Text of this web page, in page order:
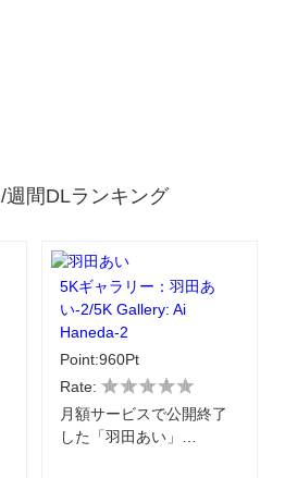
/週間DLランキング
5Kギャラリー：羽田あ
い-2/5K Gallery: Ai
Haneda-2
Point:960Pt
Rate:
月額サービスで公開終了
した「羽田あい」…